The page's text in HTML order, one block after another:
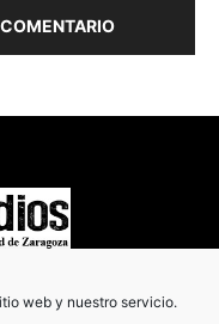
web y nuestro servicio.